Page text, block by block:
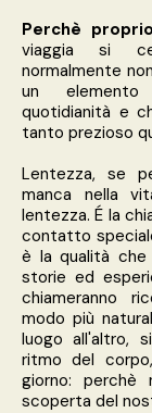
Perchè
viaggia si
normalmente
un
quotidianità e
tanto prezioso
Lentezza, se
manca nella
lentezza. É la
contatto
è la qualità
storie ed
chiameranno
modo più
luogo all'altro,
ritmo del
giorno: perchè
scoperta del